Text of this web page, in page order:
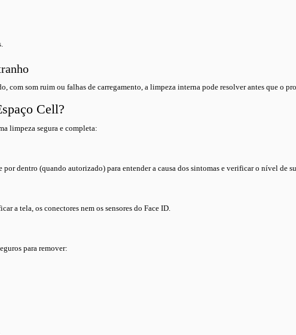
com som ruim ou falhas de carregamento, a limpeza interna pode resolver antes que o
Cell?
limpeza segura e completa:
dentro (quando autorizado) para entender a causa dos sintomas e verificar o nível de
a tela, os conectores nem os sensores do Face ID.
para remover: